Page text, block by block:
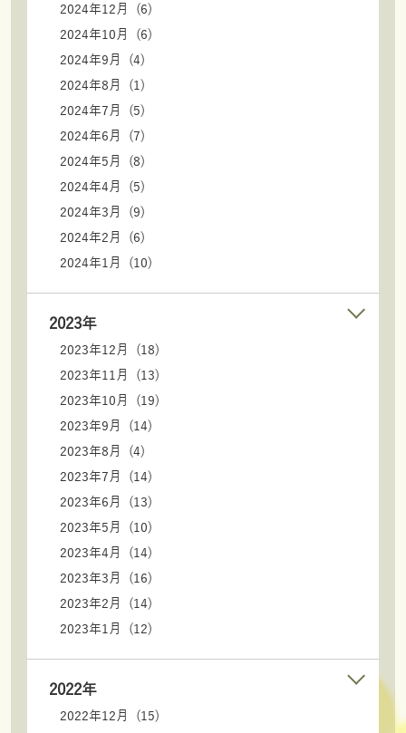
2024年12月 (6)
2024年10月 (6)
2024年9月 (4)
2024年8月 (1)
2024年7月 (5)
2024年6月 (7)
2024年5月 (8)
2024年4月 (5)
2024年3月 (9)
2024年2月 (6)
2024年1月 (10)
2023年
2023年12月 (18)
2023年11月 (13)
2023年10月 (19)
2023年9月 (14)
2023年8月 (4)
2023年7月 (14)
2023年6月 (13)
2023年5月 (10)
2023年4月 (14)
2023年3月 (16)
2023年2月 (14)
2023年1月 (12)
2022年
2022年12月 (15)